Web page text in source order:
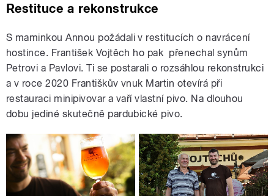
Restituce a rekonstrukce
S maminkou Annou požádali v restitucích o navrácení
hostince. František Vojtěch ho pak přenechal synům
Petrovi a Pavlovi. Ti se postarali o rozsáhlou rekonstrukci
a v roce 2020 Františkův vnuk Martin otevírá při
restauraci minipivovar a vaří vlastní pivo. Na dlouhou
dobu jediné skutečně pardubické pivo.